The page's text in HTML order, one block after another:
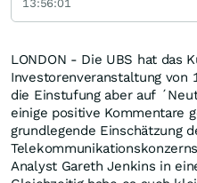
LONDON - Die UBS hat das
Investorenveranstaltung von
die Einstufung aber auf
einige positive Kommentare
grundlegende Einschätzung
Analyst Gareth Jenkins in
13:56:01